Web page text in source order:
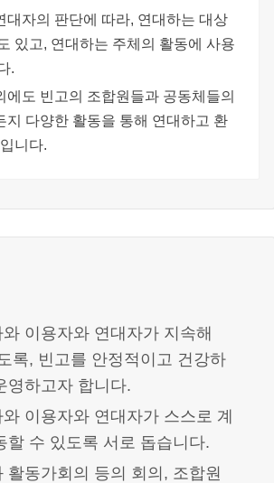
대자의 판단에 따라, 연대하는 대상
있고, 연대하는 주체의 활동에 사용
.
에도 빈고의 조합원들과 공동체들의
지 다양한 활동을 통해 연대하고 환
니다.
이용자와 연대자가 지속해
록, 빈고를 안정적이고 건강하
영하고자 합니다.
이용자와 연대자가 스스로 계
할 수 있도록 서로 돕습니다.
활동가회의 등의 회의, 조합원